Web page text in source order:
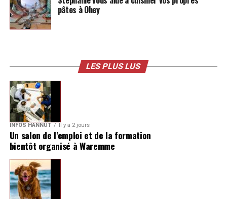
pâtes à Ohey
LES PLUS LUS
INFOS HANNUT Il y a 2 jours
Un salon de l’emploi et de la formation
bientôt organisé à Waremme